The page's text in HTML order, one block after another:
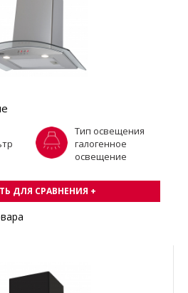
Тип освещения
галогенное
освещение
ДЛЯ СРАВНЕНИЯ +